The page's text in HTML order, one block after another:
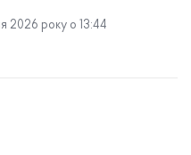
2026 року о 13:44